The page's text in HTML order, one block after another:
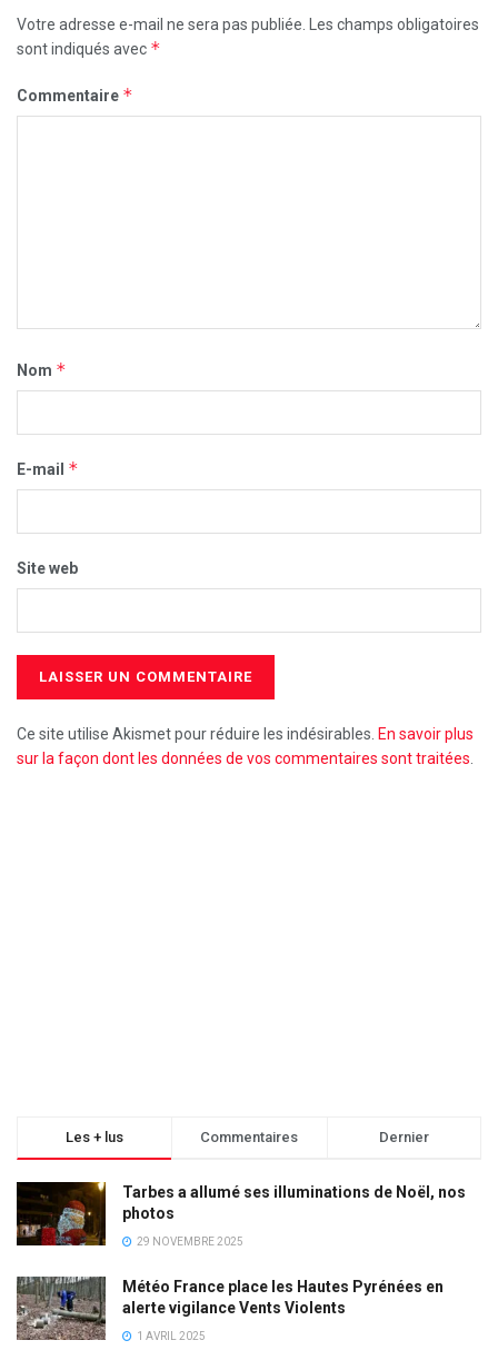
Votre adresse e-mail ne sera pas publiée. Les champs obligatoires
sont indiqués avec *
Commentaire *
Nom *
E-mail *
Site web
Ce site utilise Akismet pour réduire les indésirables. En savoir plus
sur la façon dont les données de vos commentaires sont traitées.
Les + lus Commentaires Dernier
Tarbes a allumé ses illuminations de Noël, nos
photos
29 NOVEMBRE 2025
Météo France place les Hautes Pyrénées en
alerte vigilance Vents Violents
1 AVRIL 2025